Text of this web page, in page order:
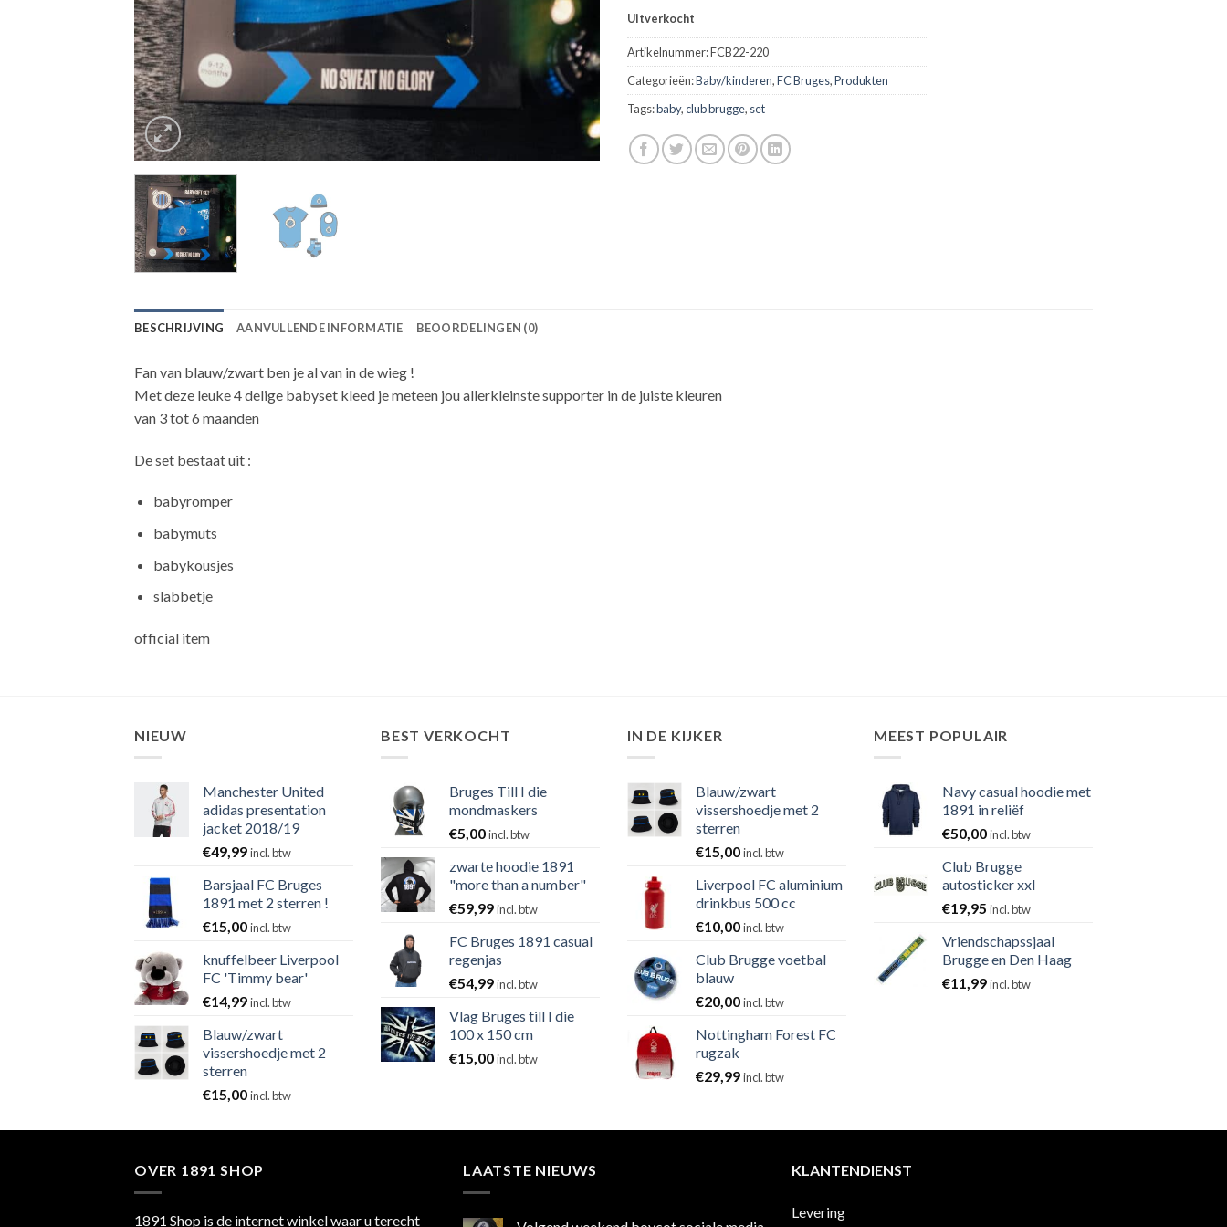
Uitverkocht
Artikelnummer:FCB22-220
Categorieën:Baby/kinderen,FC Bruges,Produkten
Tags:baby,club brugge, set
BESCHRIJVING AANVULLENDE INFORMATIE BEOORDELINGEN (0)
Fan van blauw/zwart ben je al van in de wieg !
Met deze leuke 4 delige babyset kleed je meteen jou allerkleinste supporter in de juiste kleuren
van 3 tot 6 maanden
De set bestaat uit :
babyromper
babymuts
babykousjes
slabbetje
official item
NIEUW
Manchester United
adidas presentation
jacket 2018/19
€49,99incl. btw
Barsjaal FC Bruges
1891 met 2 sterren !
€15,00incl. btw
knuffelbeer Liverpool
FC 'Timmy bear'
€14,99incl. btw
Blauw/zwart
vissershoedje met 2
sterren
€15,00incl. btw
BEST VERKOCHT
Bruges Till I die
mondmaskers
€5,00incl. btw
zwarte hoodie 1891
"more than a number"
€59,99incl. btw
FC Bruges 1891 casual
regenjas
€54,99incl. btw
Vlag Bruges till I die
100 x 150 cm
€15,00incl. btw
IN DE KIJKER
Blauw/zwart
vissershoedje met 2
sterren
€15,00incl. btw
Liverpool FC aluminium
drinkbus 500 cc
€10,00incl. btw
Club Brugge voetbal
blauw
€20,00incl. btw
Nottingham Forest FC
rugzak
€29,99incl. btw
MEEST POPULAIR
Navy casual hoodie met
1891 in reliëf
€50,00incl. btw
Club Brugge
autosticker xxl
€19,95 incl. btw
Vriendschapssjaal
Brugge en Den Haag
€11,99incl. btw
OVER 1891 SHOP
1891 Shop is de internet winkel waar u terecht
LAATSTE NIEUWS KLANTENDIENST
Levering